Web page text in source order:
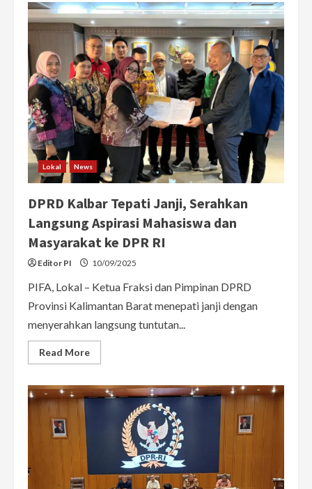
Saraswati
Resmi
Mundur
dari
DPR
Setelah
Kontroversi
Podcast,
Sampaikan
Permohonan
Maaf
Lokal News
DPRD Kalbar Tepati Janji, Serahkan
Langsung Aspirasi Mahasiswa dan
Masyarakat ke DPR RI
Editor PI 10/09/2025
PIFA, Lokal – Ketua Fraksi dan Pimpinan DPRD
Provinsi Kalimantan Barat menepati janji dengan
menyerahkan langsung tuntutan...
Read MoreRead
more
Kalbar
Tepati
Serahkan
Langsung
Aspirasi
Mahasiswa
Masyarakat
ke